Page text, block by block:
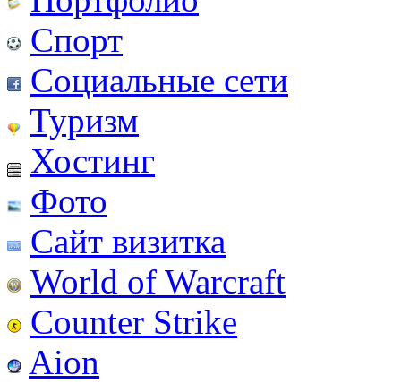
Спорт
Социальные сети
Туризм
Хостинг
Фото
Сайт визитка
World of Warcraft
Counter Strike
Aion